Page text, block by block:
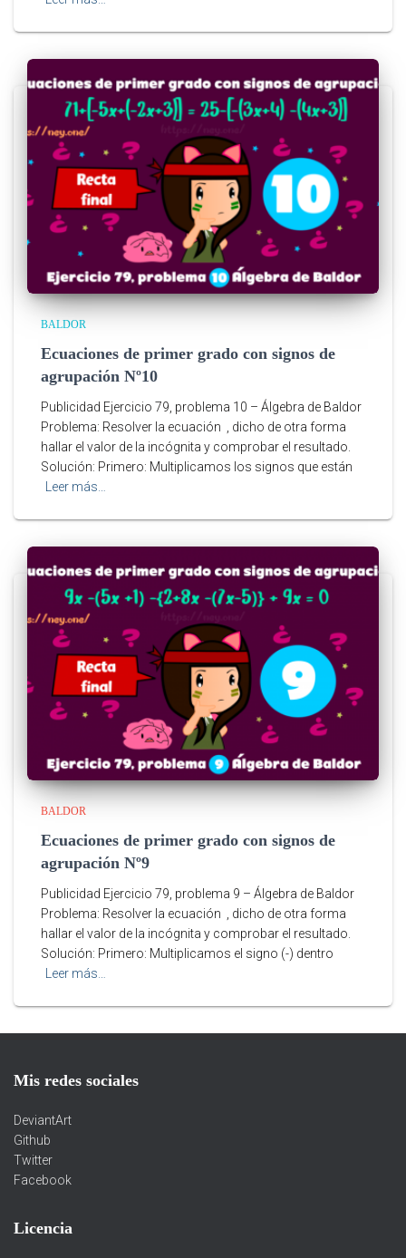
BALDOR
Ecuaciones de primer grado con signos de
agrupación Nº10
Publicidad Ejercicio 79, problema 10 – Álgebra de Baldor
Problema: Resolver la ecuación , dicho de otra forma
hallar el valor de la incógnita y comprobar el resultado.
Solución: Primero: Multiplicamos los signos que están
Leer más…
BALDOR
Ecuaciones de primer grado con signos de
agrupación Nº9
Publicidad Ejercicio 79, problema 9 – Álgebra de Baldor
Problema: Resolver la ecuación , dicho de otra forma
hallar el valor de la incógnita y comprobar el resultado.
Solución: Primero: Multiplicamos el signo (-) dentro
Leer más…
Mis redes sociales
DeviantArt
Github
Twitter
Facebook
Licencia